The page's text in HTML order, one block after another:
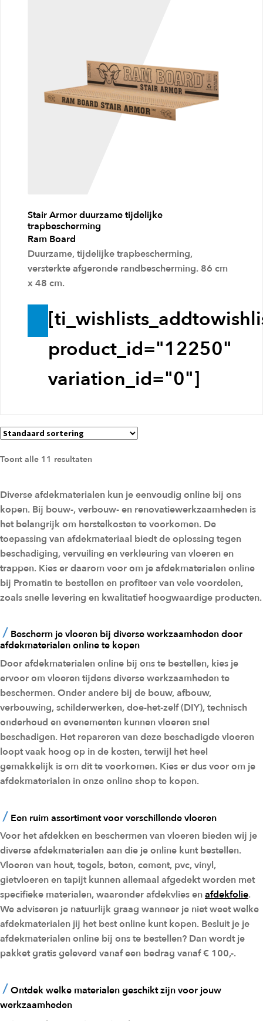
n
w
w
a
g
e
Stair Armor duurzame tijdelijke
trapbescherming
Ram Board
Duurzame, tijdelijke trapbescherming,
versterkte afgeronde randbescherming. 86 cm
x 48 cm.
T
e
v
g
e
a
a
n
i
n
k
l
w
a
g
e
n
product_id="12250"
variation_id="0"]
Toont alle 11 resultaten
Diverse afdekmaterialen kun je eenvoudig online bij ons
kopen. Bij bouw-, verbouw- en renovatiewerkzaamheden is
het belangrijk om herstelkosten te voorkomen. De
toepassing van afdekmateriaal biedt de oplossing tegen
beschadiging, vervuiling en verkleuring van vloeren en
trappen. Kies er daarom voor om je afdekmaterialen online
bij Promatin te bestellen en profiteer van vele voordelen,
zoals snelle levering en kwalitatief hoogwaardige producten.
Bescherm je vloeren bij diverse werkzaamheden door
afdekmaterialen online te kopen
Door afdekmaterialen online bij ons te bestellen, kies je
ervoor om vloeren tijdens diverse werkzaamheden te
beschermen. Onder andere bij de bouw, afbouw,
verbouwing, schilderwerken, doe-het-zelf (DIY), technisch
onderhoud en evenementen kunnen vloeren snel
beschadigen. Het repareren van deze beschadigde vloeren
loopt vaak hoog op in de kosten, terwijl het heel
gemakkelijk is om dit te voorkomen. Kies er dus voor om je
afdekmaterialen in onze online shop te kopen.
Een ruim assortiment voor verschillende vloeren
Voor het afdekken en beschermen van vloeren bieden wij je
diverse afdekmaterialen aan die je online kunt bestellen.
Vloeren van hout, tegels, beton, cement, pvc, vinyl,
gietvloeren en tapijt kunnen allemaal afgedekt worden met
specifieke materialen, waaronder afdekvlies enafdekfolie.
We adviseren je natuurlijk graag wanneer je niet weet welke
afdekmaterialen jij het best online kunt kopen. Besluit je je
afdekmaterialen online bij ons te bestellen? Dan wordt je
pakket gratis geleverd vanaf een bedrag vanaf € 100,-.
Ontdek welke materialen geschikt zijn voor jouw
werkzaamheden